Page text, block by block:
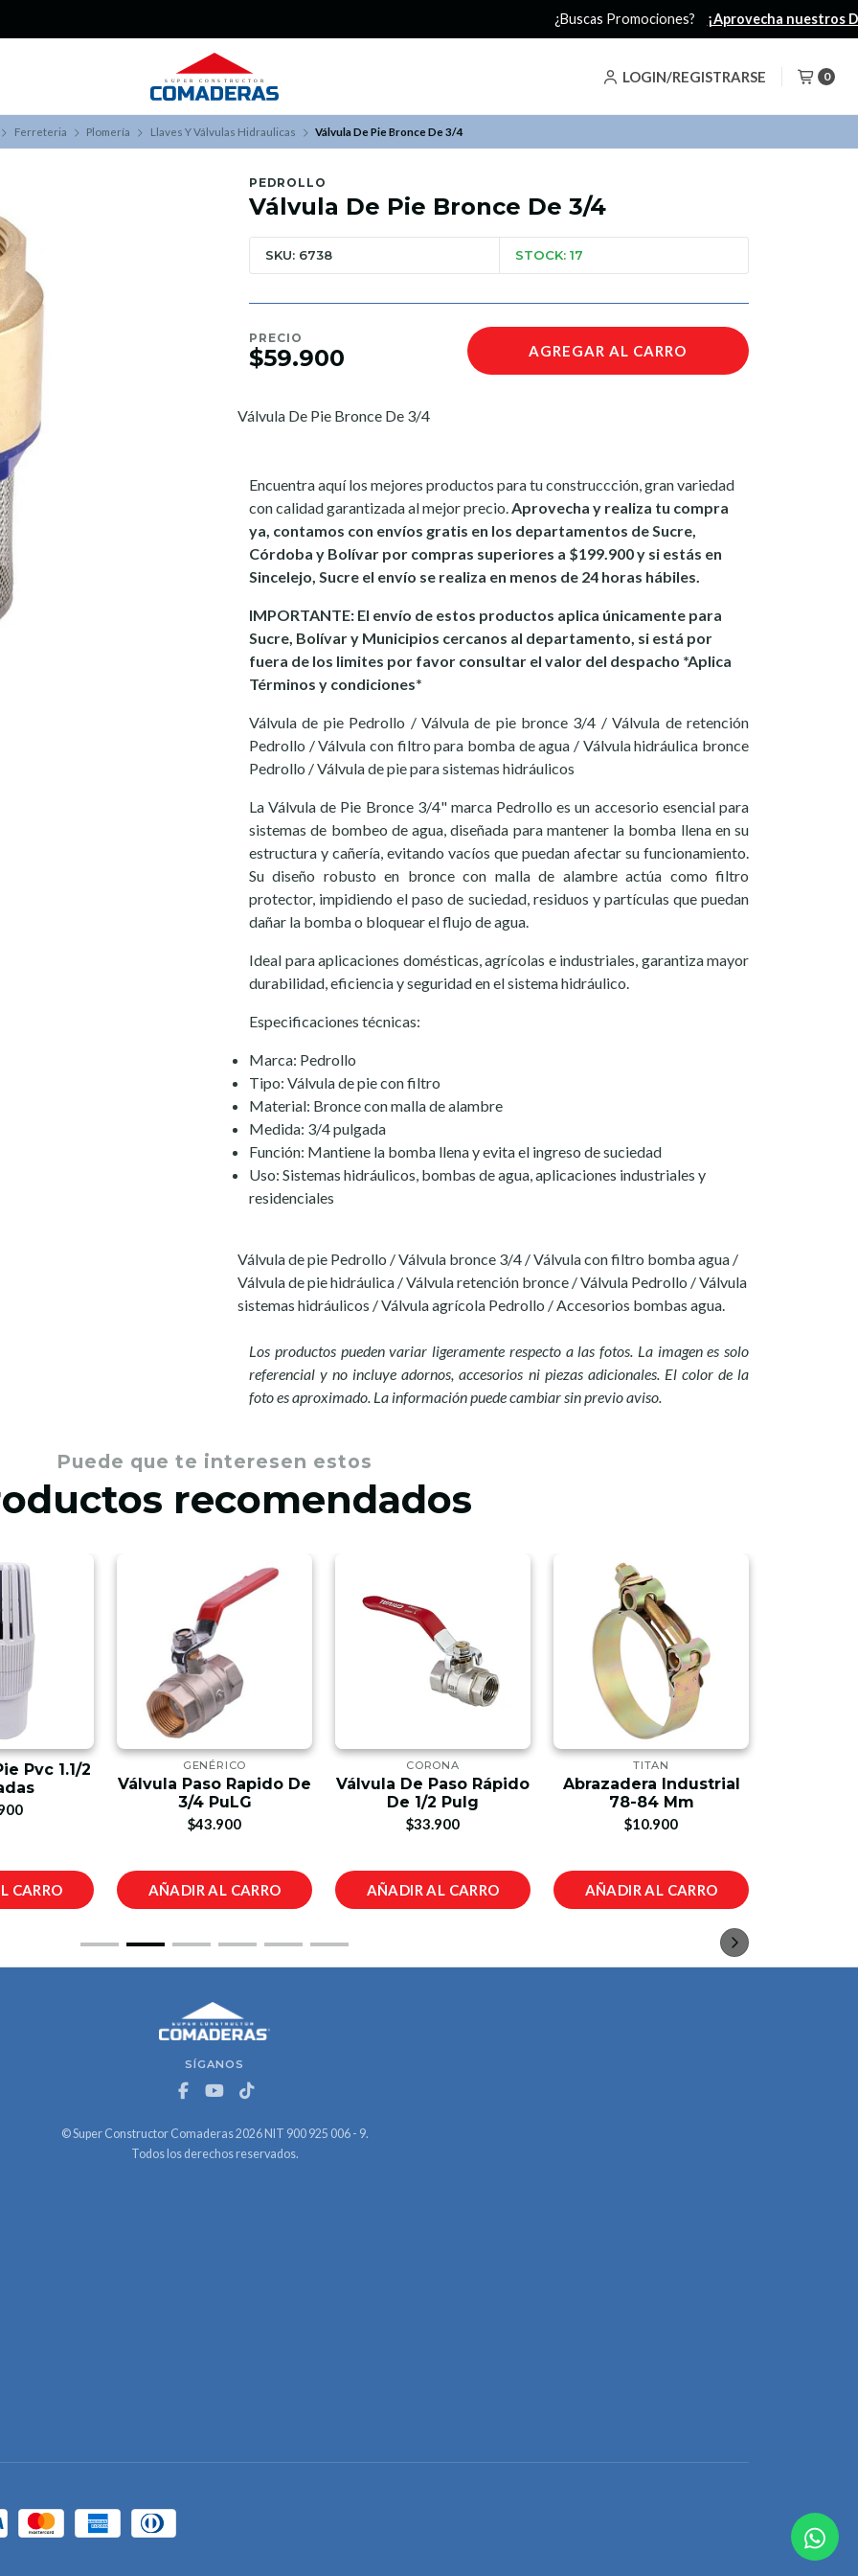
LOGIN/REGISTRARSE 0
Ferreteria Plomería Llaves Y Válvulas Hidraulicas Válvula De Pie Bronce De 3/4
PEDROLLO
Válvula De Pie Bronce De 3/4
SKU: 6738 STOCK: 17
PRECIO
$59.900 AGREGAR AL CARRO
Válvula De Pie Bronce De 3/4
Encuentra aquí los mejores productos para tu construccción, gran variedad
con calidad garantizada al mejor precio.Aprovecha y realiza tu compra
ya, contamos con envíos gratis en los departamentos de Sucre,
Córdoba y Bolívar por compras superiores a $199.900 y si estás en
Sincelejo, Sucre el envío se realiza en menos de 24 horas hábiles.
IMPORTANTE: El envío de estos productos aplica únicamente para
Sucre, Bolívar y Municipios cercanos al departamento, si está por
fuera de los limites por favor consultar el valor del despacho *Aplica
Términos y condiciones*
Válvula de pie Pedrollo / Válvula de pie bronce 3/4 / Válvula de retención
Pedrollo / Válvula con filtro para bomba de agua / Válvula hidráulica bronce
Pedrollo / Válvula de pie para sistemas hidráulicos
La Válvula de Pie Bronce 3/4" marca Pedrollo es un accesorio esencial para
sistemas de bombeo de agua, diseñada para mantener la bomba llena en su
estructura y cañería, evitando vacíos que puedan afectar su funcionamiento.
Su diseño robusto en bronce con malla de alambre actúa como filtro
protector, impidiendo el paso de suciedad, residuos y partículas que puedan
dañar la bomba o bloquear el flujo de agua.
Ideal para aplicaciones domésticas, agrícolas e industriales, garantiza mayor
durabilidad, eficiencia y seguridad en el sistema hidráulico.
Especificaciones técnicas:
Marca: Pedrollo
Tipo: Válvula de pie con filtro
Material: Bronce con malla de alambre
Medida: 3/4 pulgada
Función: Mantiene la bomba llena y evita el ingreso de suciedad
Uso: Sistemas hidráulicos, bombas de agua, aplicaciones industriales y
residenciales
Válvula de pie Pedrollo / Válvula bronce 3/4 / Válvula con filtro bomba agua /
Válvula de pie hidráulica / Válvula retención bronce / Válvula Pedrollo / Válvula
sistemas hidráulicos / Válvula agrícola Pedrollo / Accesorios bombas agua.
Los productos pueden variar ligeramente respecto a las fotos. La imagen es solo
referencial y no incluye adornos, accesorios ni piezas adicionales. El color de la
foto es aproximado. La información puede cambiar sin previo aviso.
Puede que te interesen estos
recomendados
Pvc 1.1/2
CARRO
GENÉRICO
Válvula Paso Rapido De
3/4 PuLG
$43.900
AÑADIR AL CARRO
CORONA
Válvula De Paso Rápido
De 1/2 Pulg
$33.900
AÑADIR AL CARRO
TITAN
Abrazadera Industrial
78-84 Mm
$10.900
AÑADIR AL CARRO
SÍGANOS
© Super Constructor Comaderas 2026 NIT 900 925 006 - 9.
Todos los derechos reservados.